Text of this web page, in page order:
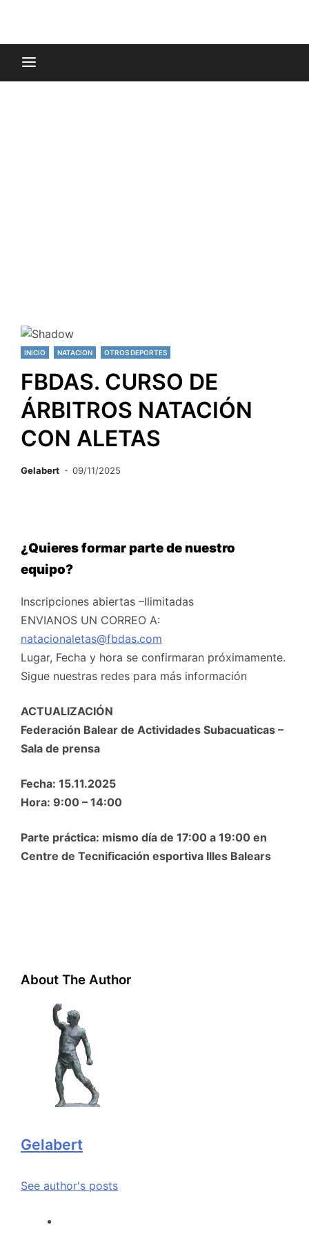
INICIO NATACION OTROS DEPORTES
FBDAS. CURSO DE
ÁRBITROS NATACIÓN
CON ALETAS
Gelabert 09/11/2025
¿Quieres formar parte de nuestro
equipo?
Inscripciones abiertas –Ilimitadas
ENVIANOS UN CORREO A:
natacionaletas@fbdas.com
Lugar, Fecha y hora se confirmaran próximamente.
Sigue nuestras redes para más información
ACTUALIZACIÓN
Federación Balear de Actividades Subacuaticas –
Sala de prensa
Fecha: 15.11.2025
Hora: 9:00 – 14:00
Parte práctica: mismo día de 17:00 a 19:00 en
Centre de Tecnificación esportiva Illes Balears
About The Author
Gelabert
See author's posts